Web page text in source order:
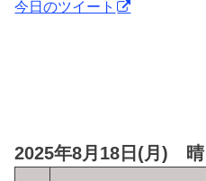
今日のツイート
2025年8月18日(月)